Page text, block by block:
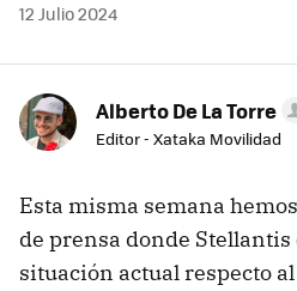
12 Julio 2024
Alberto De La Torre
Editor - Xataka Movilidad
Esta misma semana
de prensa donde
situación actual respecto